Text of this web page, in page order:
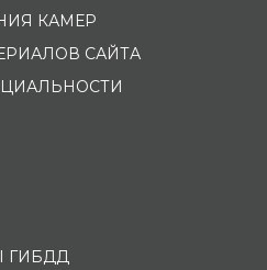
КАМЕР
САЙТА
ГИБДД